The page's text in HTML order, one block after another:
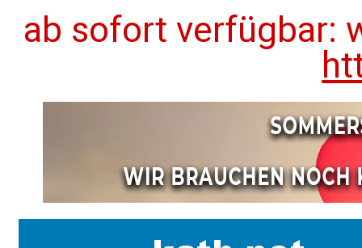
ab sofort verfügbar: